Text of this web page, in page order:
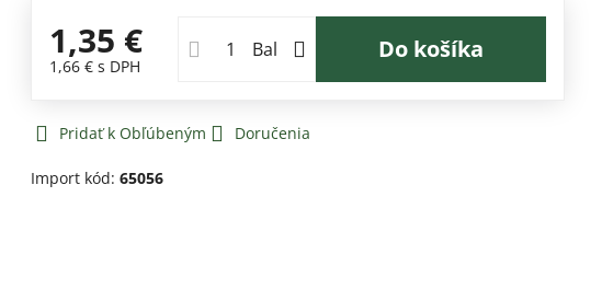
1,35 €
1,66 €s DPH
Bal Do košíka
Pridať k Obľúbeným Doručenia
Import kód:65056